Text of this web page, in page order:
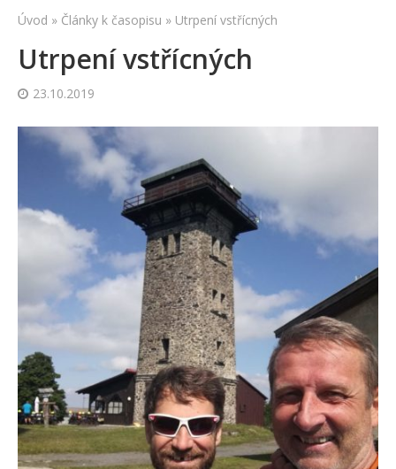
Úvod » Články k časopisu » Utrpení vstřícných
Utrpení vstřícných
23.10.2019